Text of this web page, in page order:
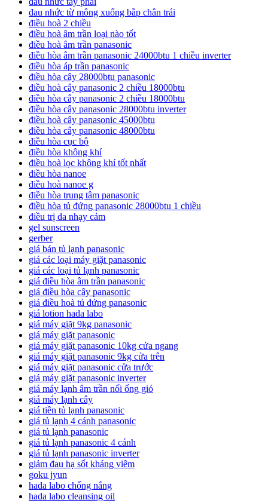
đau nhức từ mông xuống bắp chân trái
điều hoà 2 chiều
điều hoà âm trần loại nào tốt
điều hoà âm trần panasonic
điều hòa âm trần panasonic 24000btu 1 chiều inverter
điều hòa áp trần panasonic
điều hòa cây 28000btu panasonic
điều hoà cây panasonic 2 chiều 18000btu
điều hòa cây panasonic 2 chiều 18000btu
điều hòa cây panasonic 28000btu inverter
điều hoà cây panasonic 45000btu
điều hòa cây panasonic 48000btu
điều hòa cục bộ
điều hòa không khí
điều hoà lọc không khí tốt nhất
điều hòa nanoe
điều hoà nanoe g
điều hòa trung tâm panasonic
điều hòa tủ đứng panasonic 28000btu 1 chiều
điều trị da nhạy cảm
gel sunscreen
gerber
giá bán tủ lạnh panasonic
giá các loại máy giặt panasonic
giá các loại tủ lạnh panasonic
giá điều hòa âm trần panasonic
giá điều hòa cây panasonic
giá điều hoà tủ đứng panasonic
giá lotion hada labo
giá máy giặt 9kg panasonic
giá máy giặt panasonic
giá máy giặt panasonic 10kg cửa ngang
giá máy giặt panasonic 9kg cửa trên
giá máy giặt panasonic cửa trước
giá máy giặt panasonic inverter
giá máy lạnh âm trần nối ống gió
giá máy lạnh cây
giá tiền tủ lạnh panasonic
giá tủ lạnh 4 cánh panasonic
giá tủ lạnh panasonic
giá tủ lạnh panasonic 4 cánh
giá tủ lạnh panasonic inverter
giảm đau hạ sốt kháng viêm
goku jyun
hada labo chống nắng
hada labo cleansing oil